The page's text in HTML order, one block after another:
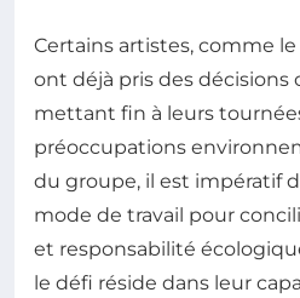
Certains artistes, comme
ont déjà pris des décisions
mettant fin à leurs
préoccupations
du groupe, il est impératif
mode de travail pour
et responsabilité
le défi réside dans leur